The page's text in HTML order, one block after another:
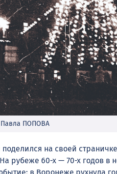
Павла ПОПОВА
на своей
рубеже 60-х — 70-х годов в